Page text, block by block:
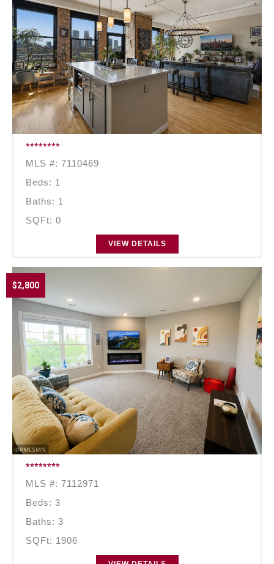
********
MLS #: 7110469
Beds: 1
Baths: 1
SQFt: 0
VIEW DETAILS
$2,800
********
MLS #: 7112971
Beds: 3
Baths: 3
SQFt: 1906